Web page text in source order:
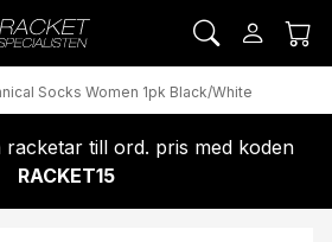
Socks Women 1pk Black/White
racketar till ord. pris med koden
RACKET15